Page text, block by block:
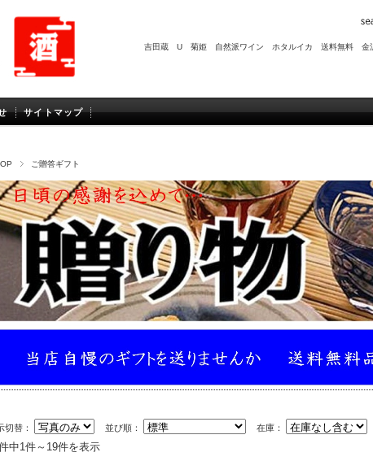
吉田蔵 U 菊姫 自然派ワイン ホタルイカ 送料無料 金
サイトマップ
ご贈答ギフト
切替： 並び順： 在庫：
中1件～19件を表示